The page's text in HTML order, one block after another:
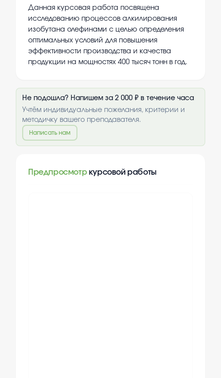
Данная курсовая работа посвящена
исследованию процессов алкилирования
изобутана олефинами с целью определения
оптимальных условий для повышения
эффективности производства и качества
продукции на мощностях 400 тысяч тонн в год.
Не подошла? Напишем за 2 000 ₽ в течение часа
Учтём индивидуальные пожелания, критерии и
методичку вашего преподавателя.
Написать нам
Предпросмотр курсовой работы